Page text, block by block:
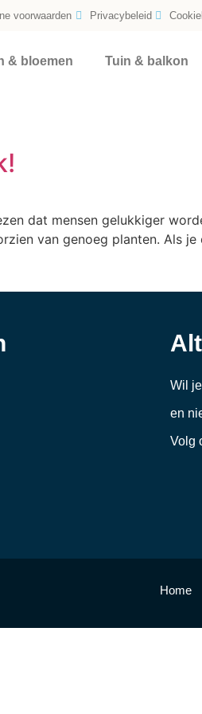
voorwaarden Privacybeleid
& bloemen Tuin & balkon
dat mensen gelukkiger
van genoeg planten. Als
Wil
en
Volg
Home